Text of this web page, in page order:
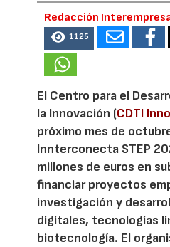
Redacción
1125
El Centro para el
la Innovación (CDTI
próximo mes de
Innterconecta STEP
millones de euros en
financiar proyectos
investigación y
digitales, tecnologías
biotecnología. El